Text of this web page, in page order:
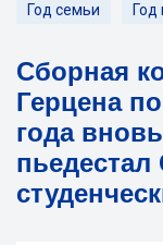
Год семьи Год
Сборная
Герцена
года
пьедестал